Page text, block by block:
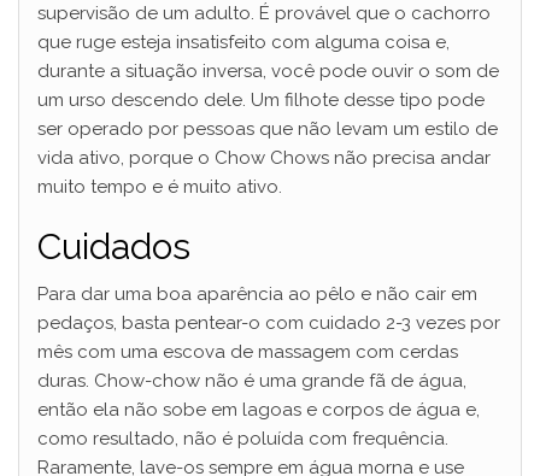
supervisão de um adulto. É provável que o cachorro
que ruge esteja insatisfeito com alguma coisa e,
durante a situação inversa, você pode ouvir o som de
um urso descendo dele. Um filhote desse tipo pode
ser operado por pessoas que não levam um estilo de
vida ativo, porque o Chow Chows não precisa andar
muito tempo e é muito ativo.
Cuidados
Para dar uma boa aparência ao pêlo e não cair em
pedaços, basta pentear-o com cuidado 2-3 vezes por
mês com uma escova de massagem com cerdas
duras. Chow-chow não é uma grande fã de água,
então ela não sobe em lagoas e corpos de água e,
como resultado, não é poluída com frequência.
Raramente, lave-os sempre em água morna e use